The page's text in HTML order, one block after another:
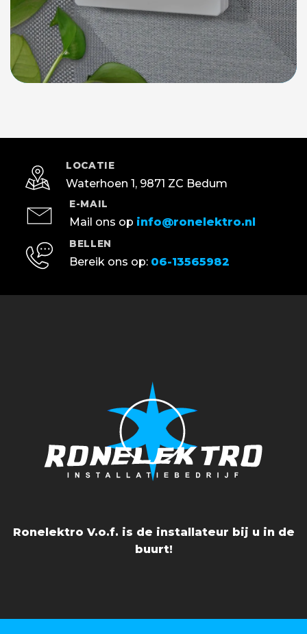
LOCATIE
Waterhoen 1, 9871 ZC Bedum
E-MAIL
Mail ons op info@ronelektro.nl
BELLEN
Bereik ons op: 06-13565982
Ronelektro V.o.f. is de installateur bij u in de
buurt!